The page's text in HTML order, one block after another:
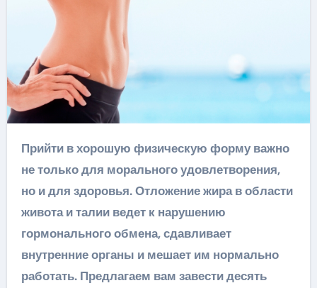
Прийти в хорошую физическую форму важно
не только для морального удовлетворения,
но и для здоровья. Отложение жира в области
живота и талии ведет к нарушению
гормонального обмена, сдавливает
внутренние органы и мешает им нормально
работать. Предлагаем вам завести десять